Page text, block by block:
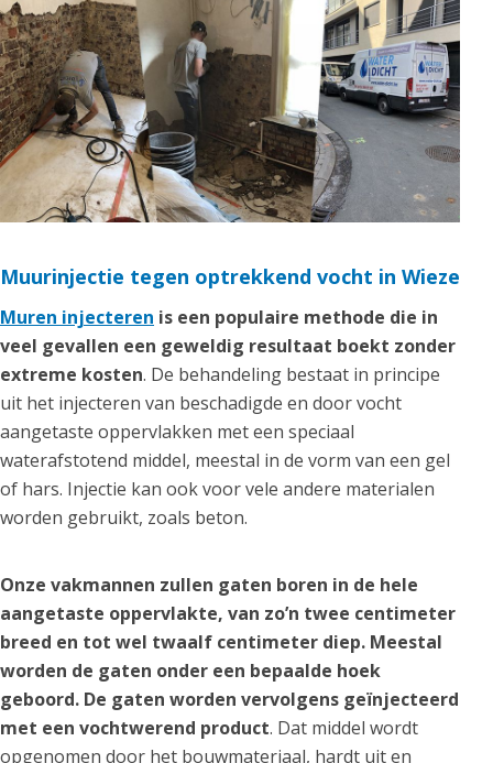
Muurinjectie tegen optrekkend vocht in Wieze
Muren injecteren is een populaire methode die in
veel gevallen een geweldig resultaat boekt zonder
extreme kosten. De behandeling bestaat in principe
uit het injecteren van beschadigde en door vocht
aangetaste oppervlakken met een speciaal
waterafstotend middel, meestal in de vorm van een gel
of hars. Injectie kan ook voor vele andere materialen
worden gebruikt, zoals beton.
Onze vakmannen zullen gaten boren in de hele
aangetaste oppervlakte, van zo’n twee centimeter
breed en tot wel twaalf centimeter diep. Meestal
worden de gaten onder een bepaalde hoek
geboord. De gaten worden vervolgens geïnjecteerd
met een vochtwerend product. Dat middel wordt
opgenomen door het bouwmateriaal, hardt uit en